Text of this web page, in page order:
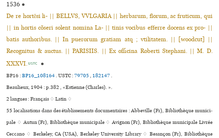
1536 ●
De re hortẽsi li- || BELLVS, VVLGARIA || herbarum, florum, ac fruticum, qui
|| in hortis cõseri solent nomina La- || tinis vocibus efferre docens ex pro- ||
batis authoribus. || In puerorum gratiam atq ; vtilitatem. || [woodcut] ||
Recognitus & auctus. || PARISIIS. || Ex officina Roberti Stephani. || M. D.
XXXVI. USTC ●
BP16 :BP16_108164.USTC :79705, 182147.
Beaulieux, 1904 : p.382 , «Estienne (Charles). ».
2 langues :Français ♢Latin ♢
55 localisations dans des établissements documentaires : Abbeville (Fr), Bibliothèque muni­ci­
pale ♢ Autun (Fr), Bibliothèque muni­ci­pale ♢ Avignon (Fr), Bibliothèque muni­ci­pale Livrée
Ceccano ♢ Berkeley, CA (USA), Berkeley University Library ♢ Besançon (Fr), Bibliothèque